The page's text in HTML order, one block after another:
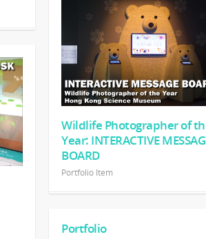
Wildlife Photographer of
Year: INTERACTIVE
BOARD
Portfolio Item
Portfolio